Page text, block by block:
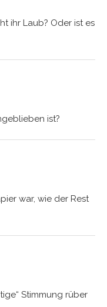
ihr Laub? Oder ist es
ist?
war, wie der Rest
Stimmung rüber